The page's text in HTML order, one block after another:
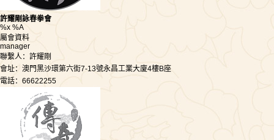
許耀剛詠春拳會
%x %A
屬會資料
manager
聯繫人：許耀剛
會址：澳門黑沙環第六街7-13號永昌工業大廈4樓B座
電話：66622255